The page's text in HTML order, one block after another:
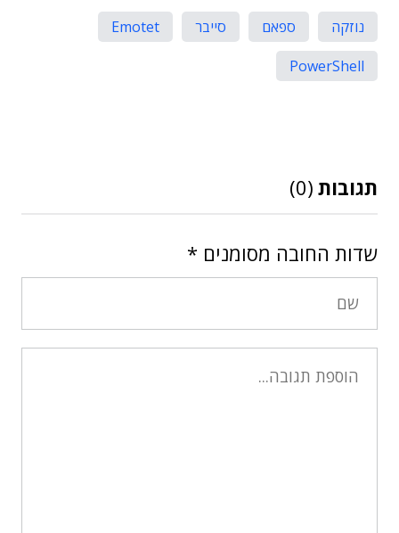
נוזקה ספאם סייבר
Emotet
PowerShell
תגובות (0)
שדות החובה מסומנים *